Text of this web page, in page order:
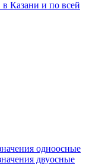
одноосные
двуосные